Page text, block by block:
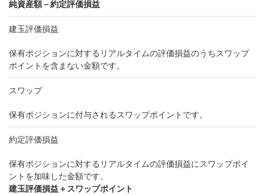
純資産額－約定評価損益
建⽟評価損益
保有ポジションに対するリアルタイムの評価損益のうちスワップ
ポイントを含まない⾦額です。
スワップ
保有ポジションに付与されるスワップポイントです。
約定評価損益
保有ポジションに対するリアルタイムの評価損益にスワップポイ
ントを加味した⾦額です。
建⽟評価損益＋スワップポイント